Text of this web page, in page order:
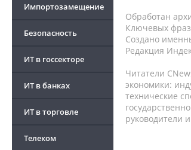
Импортозамещение
Безопасность
ИТ в госсекторе
ИТ в банках
ИТ в торговле
Телеком
Обработан
Ключевых фраз
Создано
Редакция
Читатели
экономики:
технические
руководители